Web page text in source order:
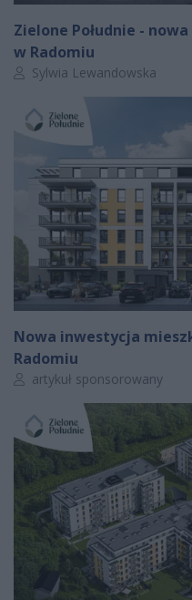
Zielone Południe -
w Radomiu
Autor artykułu:
Sylwia Lewandowska
Nowa inwestycja
Radomiu
Autor artykułu:
artykuł sponsorowany